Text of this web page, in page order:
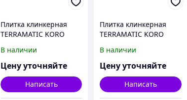
Плитка клинкерная
TERRAMATIC KORO
240мм*71мм*14мм,
бурая, короед.
В наличии
Цену уточняйте
Написать
Плитка клинкерная
TERRAMATIC KORO
240мм*71мм*14мм,
серо-бежевая, короед.
В наличии
Цену уточняйте
Написать